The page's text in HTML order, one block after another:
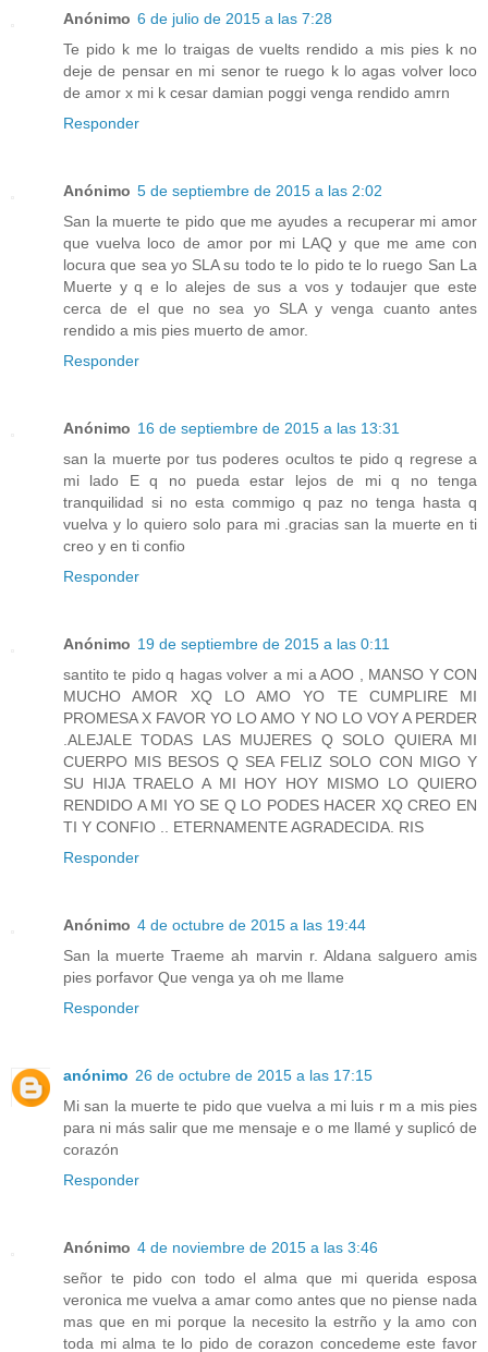
Anónimo 6 de julio de 2015 a las 7:28
Te pido k me lo traigas de vuelts rendido a mis pies k no
deje de pensar en mi senor te ruego k lo agas volver loco
de amor x mi k cesar damian poggi venga rendido amrn
Responder
Anónimo 5 de septiembre de 2015 a las 2:02
San la muerte te pido que me ayudes a recuperar mi amor
que vuelva loco de amor por mi LAQ y que me ame con
locura que sea yo SLA su todo te lo pido te lo ruego San La
Muerte y q e lo alejes de sus a vos y todaujer que este
cerca de el que no sea yo SLA y venga cuanto antes
rendido a mis pies muerto de amor.
Responder
Anónimo 16 de septiembre de 2015 a las 13:31
san la muerte por tus poderes ocultos te pido q regrese a
mi lado E q no pueda estar lejos de mi q no tenga
tranquilidad si no esta commigo q paz no tenga hasta q
vuelva y lo quiero solo para mi .gracias san la muerte en ti
creo y en ti confio
Responder
Anónimo 19 de septiembre de 2015 a las 0:11
santito te pido q hagas volver a mi a AOO , MANSO Y CON
MUCHO AMOR XQ LO AMO YO TE CUMPLIRE MI
PROMESA X FAVOR YO LO AMO Y NO LO VOY A PERDER
.ALEJALE TODAS LAS MUJERES Q SOLO QUIERA MI
CUERPO MIS BESOS Q SEA FELIZ SOLO CON MIGO Y
SU HIJA TRAELO A MI HOY HOY MISMO LO QUIERO
RENDIDO A MI YO SE Q LO PODES HACER XQ CREO EN
TI Y CONFIO .. ETERNAMENTE AGRADECIDA. RIS
Responder
Anónimo 4 de octubre de 2015 a las 19:44
San la muerte Traeme ah marvin r. Aldana salguero amis
pies porfavor Que venga ya oh me llame
Responder
anónimo 26 de octubre de 2015 a las 17:15
Mi san la muerte te pido que vuelva a mi luis r m a mis pies
para ni más salir que me mensaje e o me llamé y suplicó de
corazón
Responder
Anónimo 4 de noviembre de 2015 a las 3:46
señor te pido con todo el alma que mi querida esposa
veronica me vuelva a amar como antes que no piense nada
mas que en mi porque la necesito la estrño y la amo con
toda mi alma te lo pido de corazon concedeme este favor